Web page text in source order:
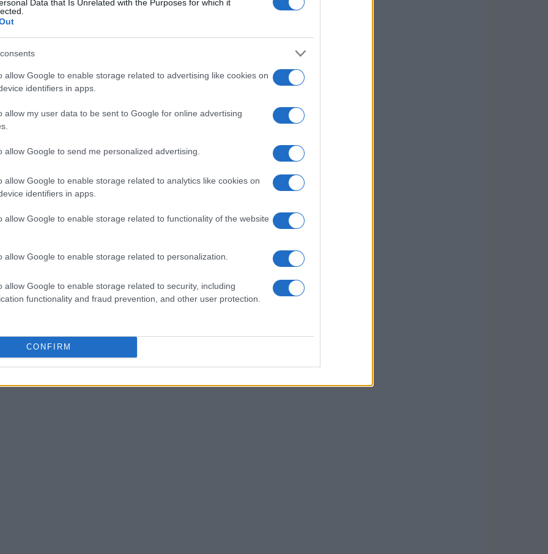
Data that Is Unrelated with the Purposes for which it
allow Google to enable storage related to advertising like cookies on
identifiers in apps.
allow my user data to be sent to Google for online advertising
allow Google to send me personalized advertising.
allow Google to enable storage related to analytics like cookies on
identifiers in apps.
allow Google to enable storage related to functionality of the website
allow Google to enable storage related to personalization.
allow Google to enable storage related to security, including
functionality and fraud prevention, and other user protection.
CONFIRM
dall’obbligo di patentino per i cani di
un
più equilibrati e socialmente affidabili.
con pedigree sia immune da
perché proviene da una linea di sangue
pedigree, può portare a una forma di
che, pur non avendo un pedigree, meritano
nella società. In altre parole, i cani
“perdenti” di questa proposta, relegati a